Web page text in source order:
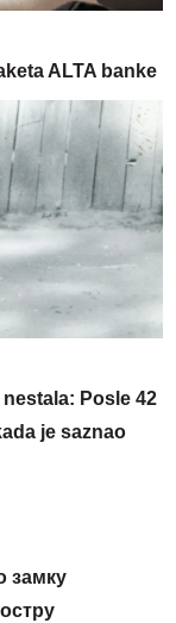
ALTA banke
Posle 42
je saznao
замку